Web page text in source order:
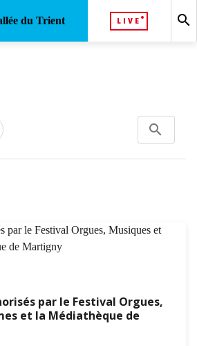
LIVE search
search
Search...
par le Festival Orgues,
et la Médiathèque de